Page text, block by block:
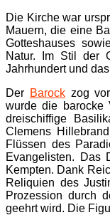
Die Kirche war
Mauern, die eine
Gotteshauses
Natur. Im Stil der
Jahrhundert und
Der Barockzog
wurde die barocke
dreischiffige
Clemens
Flüssen des
Evangelisten. Das
Kempten. Dank
Reliquien des
Prozession durch
geehrt wird. Die